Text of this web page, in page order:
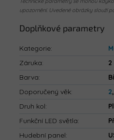
upozornění. Uvedené obrázky slouží
Doplňkové parametry
Kategorie:
Záruka:
Barva:
Doporučený věk: 2,
Druh kol:
Funkční LED světla:
Hudební panel: